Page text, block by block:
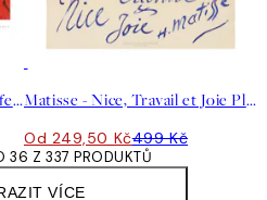
Matisse - Red Interior, Still Life on a Blue Table Plakát Matisse - Nice, Travail et Joie Plakát
Od 249,50 Kč499 Kč
VÍCE
36 Z 337 PRODUKTŮ